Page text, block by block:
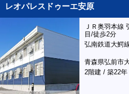
レオパレスドゥーエ安原
ＪＲ奥羽本線
目/徒歩2分
弘南鉄道大鰐
青森県弘前市
2階建 / 築22年